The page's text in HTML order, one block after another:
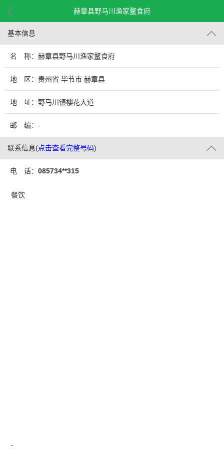
赫章县野马川渔家鳌食府
基本信息
名 称：赫章县野马川渔家鳌食府
地 区：贵州省 毕节市 赫章县
地 址：野马川镇樱花大道
邮 编：-
联系信息(点击查看完整号码)
电 话： 085734**315
餐饮
-